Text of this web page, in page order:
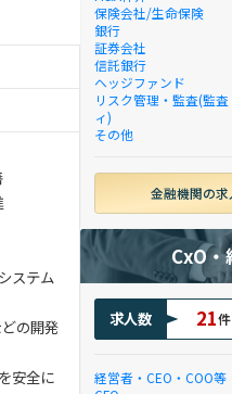
ステム
の開発
安全に
保険会社/生命保険
銀行
証券会社
信託銀行
ヘッジファンド
リスク管理・監査(監
ィ)
その他
金融機関の
CxO・
求人数 21件
経営者・CEO・COO等